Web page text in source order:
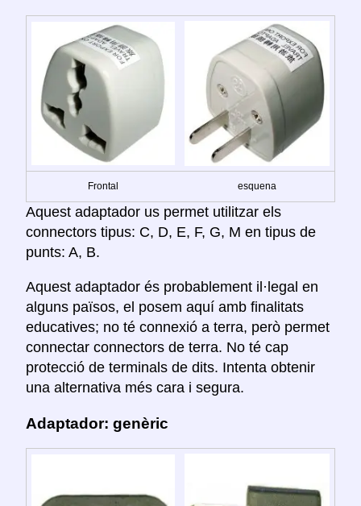
Frontal esquena
Aquest adaptador us permet utilitzar els
connectors tipus: C, D, E, F, G, M en tipus de
punts: A, B.
Aquest adaptador és probablement il·legal en
alguns països, el posem aquí amb finalitats
educatives; no té connexió a terra, però permet
connectar connectors de terra. No té cap
protecció de terminals de dits. Intenta obtenir
una alternativa més cara i segura.
Adaptador: genèric